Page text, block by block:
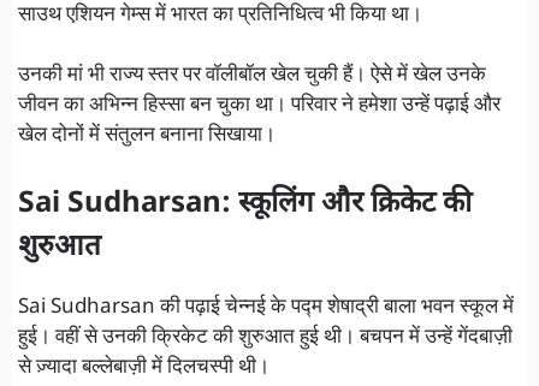
साउथ एशियन गेम्स में भारत का प्रतिनिधित्व भी किया था।
उनकी मां भी राज्य स्तर पर वॉलीबॉल खेल चुकी हैं। ऐसे में खेल उनके
जीवन का अभिन्न हिस्सा बन चुका था। परिवार ने हमेशा उन्हें पढ़ाई और
खेल दोनों में संतुलन बनाना सिखाया।
Sai Sudharsan: स्कूलिंग और क्रिकेट की
शुरुआत
Sai Sudharsan की पढ़ाई चेन्नई के पद्म शेषाद्री बाला भवन स्कूल में
हुई। वहीं से उनकी क्रिकेट की शुरुआत हुई थी। बचपन में उन्हें गेंदबाज़ी
से ज़्यादा बल्लेबाज़ी में दिलचस्पी थी।